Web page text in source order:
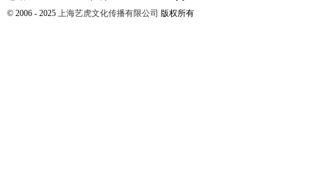
© 2006 - 2025 上海艺虎文化传播有限公司 版权所有